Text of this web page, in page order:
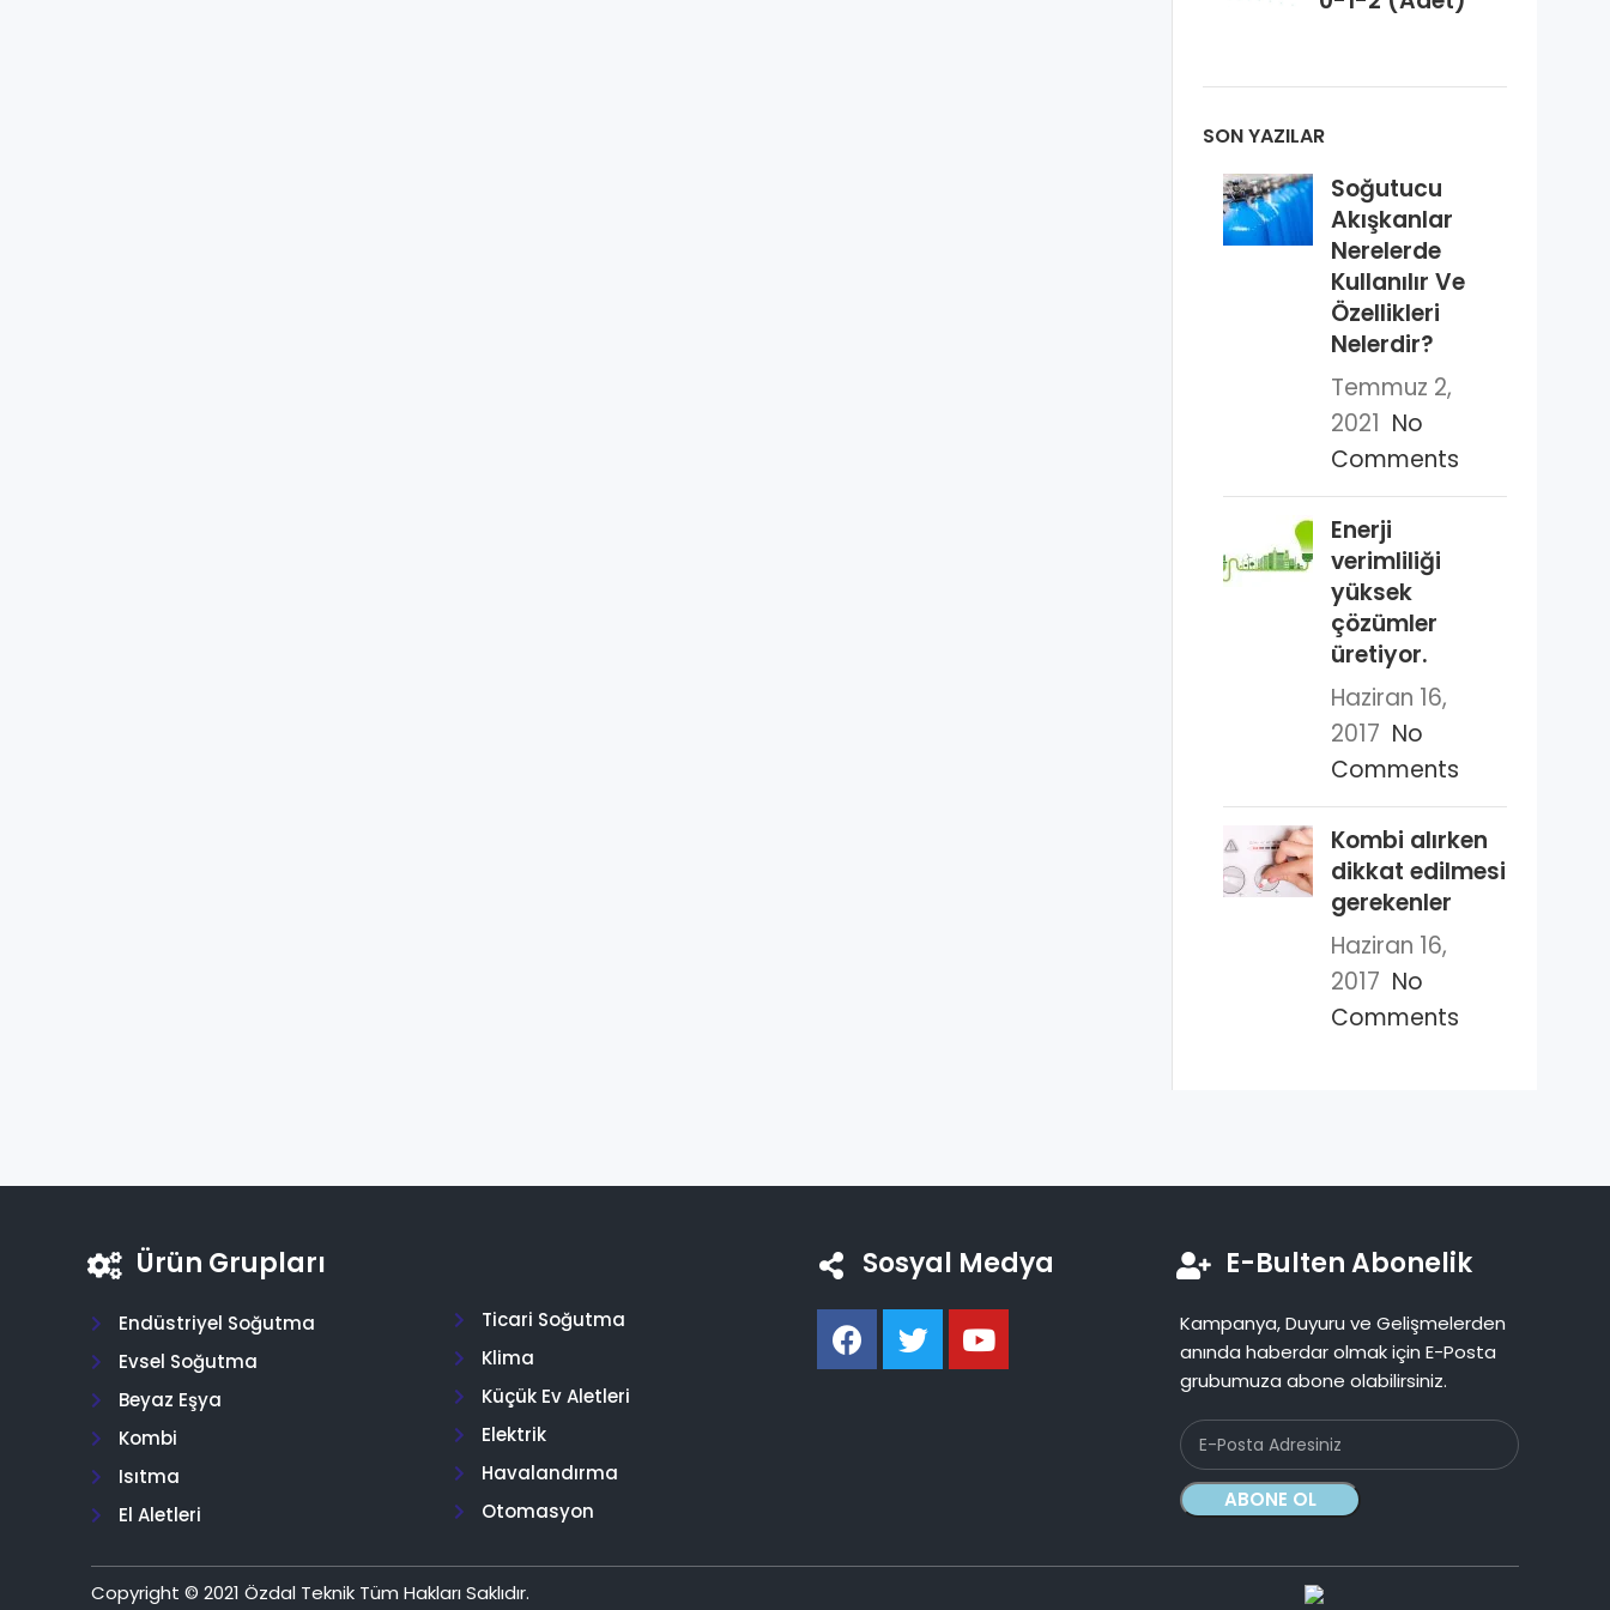
SON YAZILAR
Soğutucu
Akışkanlar
Nerelerde
Kullanılır Ve
Özellikleri
Nelerdir?
Temmuz 2,
2021 No
Comments
Enerji
verimliliği
yüksek
çözümler
üretiyor.
Haziran 16,
2017 No
Comments
Kombi alırken
dikkat edilmesi
gerekenler
Haziran 16,
2017 No
Comments
Ürün Grupları
Endüstriyel Soğutma
Evsel Soğutma
Beyaz Eşya
Kombi
Isıtma
El Aletleri
Ticari Soğutma
Klima
Küçük Ev Aletleri
Elektrik
Havalandırma
Otomasyon
Sosyal Medya E-Bulten Abonelik
Kampanya, Duyuru ve Gelişmelerden
anında haberdar olmak için E-Posta
grubumuza abone olabilirsiniz.
Copyright © 2021 Özdal Teknik Tüm Hakları Saklıdır.